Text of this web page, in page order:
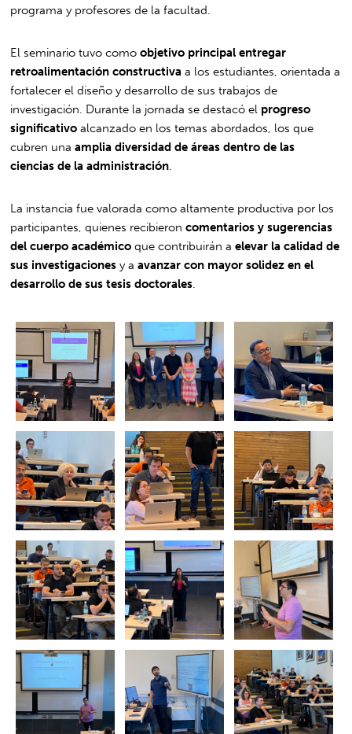
programa y profesores de la facultad.
El seminario tuvo comoobjetivo principal entregar
retroalimentación constructiva a los estudiantes, orientada a
fortalecer el diseño y desarrollo de sus trabajos de
investigación. Durante la jornada se destacó el progreso
significativo alcanzado en los temas abordados, los que
cubren unaamplia diversidad de áreas dentro de las
ciencias de la administración
La instancia fue valorada como altamente productiva por los
participantes, quienes recibieroncomentarios y sugerencias
del cuerpo académico que contribuirán aelevar la calidad de
sus investigaciones y aavanzar con mayor solidez en el
desarrollo de sus tesis doctorales